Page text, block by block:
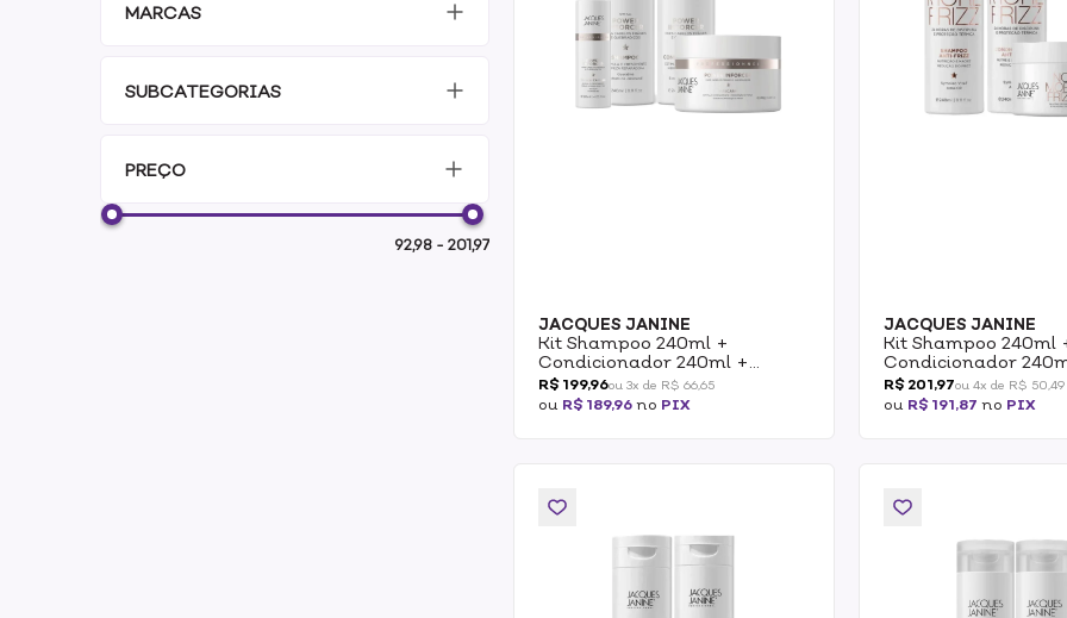
MARCAS
SUBCATEGORIAS
PREÇO
92,98 - 201,97
JACQUES JANINE
Kit Shampoo 240ml +
Condicionador 240ml +
Mascara 240g + Tonico
Capilar 120ml Jacques Janine
R$ 199,96ou 3x de R$ 66,65
ou R$ 189,96 no PIX
JACQUES JANINE
Kit Shampoo 240ml
Condicionador
Mascara 240g
No More Frizz
R$ 201,97ou 4x de R$ 50,49
ou R$ 191,87 no PIX